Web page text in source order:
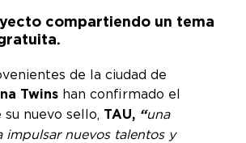
compartiendo un tema
​​de la ciudad de
Twins han confirmado el
nuevo sello, TAU, “una
impulsar nuevos talentos y